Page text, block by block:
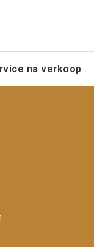
na verkoop